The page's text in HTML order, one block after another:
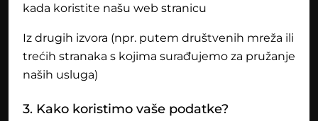
kada koristite našu web stranicu
Iz drugih izvora (npr. putem društvenih mreža ili
trećih stranaka s kojima surađujemo za pružanje
naših usluga)
3. Kako koristimo vaše podatke?